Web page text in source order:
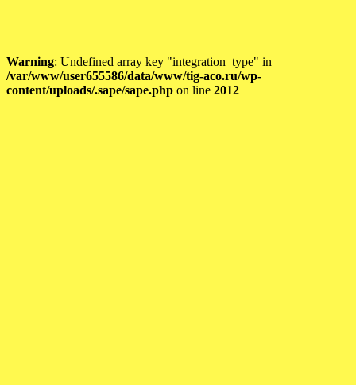
Warning: Undefined array key "integration_type" in
/var/www/user655586/data/www/tig-aco.ru/wp-
content/uploads/.sape/sape.php on line 2012